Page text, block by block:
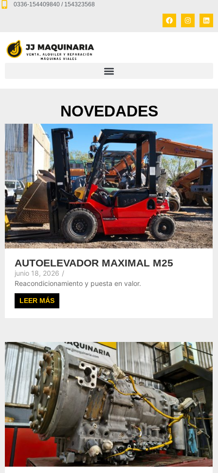
0336-154409840 / 154323568
NOVEDADES
AUTOELEVADOR MAXIMAL M25
junio 18, 2026 /
Reacondicionamiento y puesta en valor.
LEER MÁS